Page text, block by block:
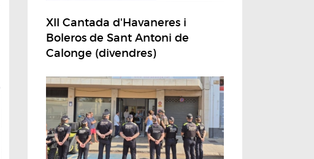
XII Cantada d'Havaneres i
Boleros de Sant Antoni de
Calonge (divendres)